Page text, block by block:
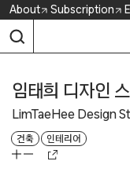
Skip
content
About Subscription
임태희 디자인
LimTaeHee Design
건축 인테리어